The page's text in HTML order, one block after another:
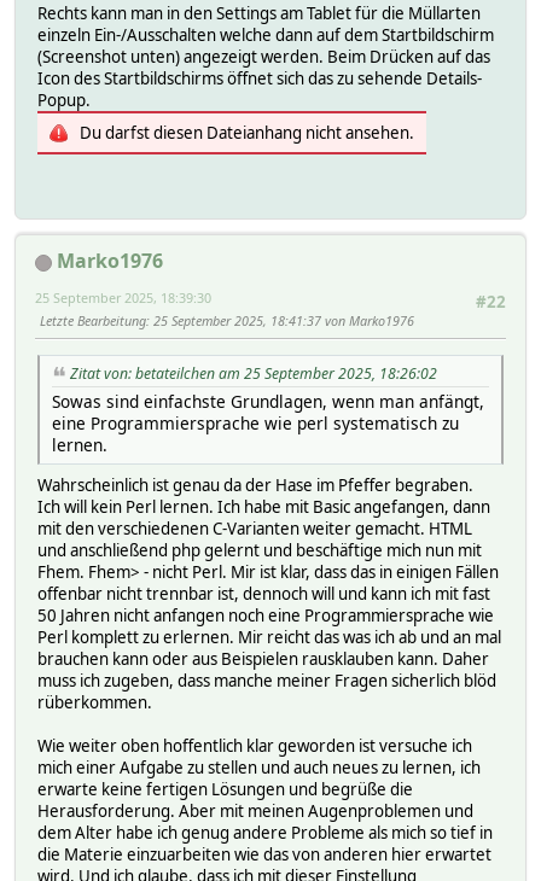
Rechts kann man in den Settings am Tablet für die Müllarten
einzeln Ein-/Ausschalten welche dann auf dem Startbildschirm
(Screenshot unten) angezeigt werden. Beim Drücken auf das
Icon des Startbildschirms öffnet sich das zu sehende Details-
Popup.
Du darfst diesen Dateianhang nicht ansehen.
Marko1976
#22
25 September 2025, 18:39:30
Letzte Bearbeitung: 25 September 2025, 18:41:37 von Marko1976
Zitat von: betateilchen am 25 September 2025, 18:26:02
Sowas sind einfachste Grundlagen, wenn man anfängt,
eine Programmiersprache wie perl systematisch zu
lernen.
Wahrscheinlich ist genau da der Hase im Pfeffer begraben.
Ich will kein Perl lernen. Ich habe mit Basic angefangen, dann
mit den verschiedenen C-Varianten weiter gemacht. HTML
und anschließend php gelernt und beschäftige mich nun mit
Fhem. Fhem> - nicht Perl. Mir ist klar, dass das in einigen Fällen
offenbar nicht trennbar ist, dennoch will und kann ich mit fast
50 Jahren nicht anfangen noch eine Programmiersprache wie
Perl komplett zu erlernen. Mir reicht das was ich ab und an mal
brauchen kann oder aus Beispielen rausklauben kann. Daher
muss ich zugeben, dass manche meiner Fragen sicherlich blöd
rüberkommen.
Wie weiter oben hoffentlich klar geworden ist versuche ich
mich einer Aufgabe zu stellen und auch neues zu lernen, ich
erwarte keine fertigen Lösungen und begrüße die
Herausforderung. Aber mit meinen Augenproblemen und
dem Alter habe ich genug andere Probleme als mich so tief in
die Materie einzuarbeiten wie das von anderen hier erwartet
wird. Und ich glaube, dass ich mit dieser Einstellung